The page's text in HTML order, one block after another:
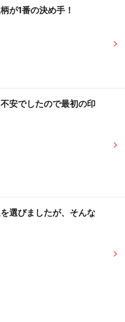
が1番の決め手！
安でしたので最初の印
選びましたが、そんな